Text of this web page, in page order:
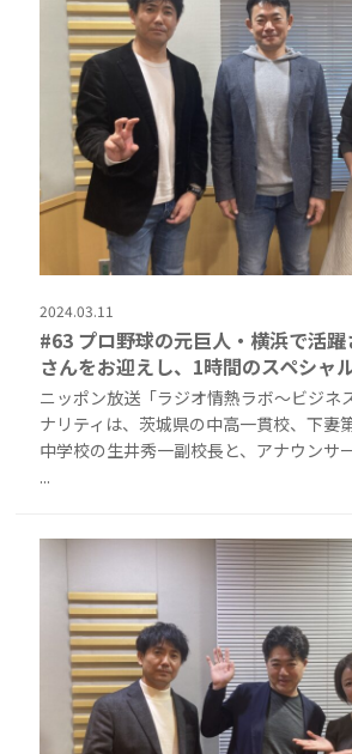
2024.03.11
#63 プロ野球の元巨人・横浜で活
さんをお迎えし、1時間のスペシャ
ニッポン放送「ラジオ情熱ラボ〜ビジネ
ナリティは、茨城県の中高一貫校、下妻
中学校の生井秀一副校長と、アナウンサ
...